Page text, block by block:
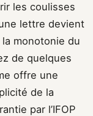
les coulisses
lettre devient
monotonie du
de quelques
offre une
de la
par l’IFOP